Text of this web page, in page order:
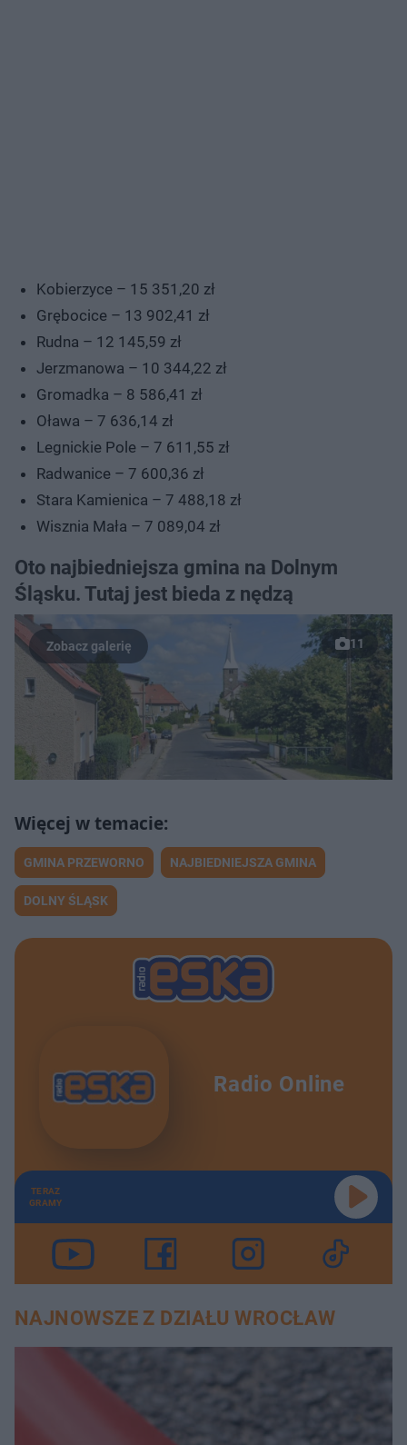
Kobierzyce – 15 351,20 zł
Grębocice – 13 902,41 zł
Rudna – 12 145,59 zł
Jerzmanowa – 10 344,22 zł
Gromadka – 8 586,41 zł
Oława – 7 636,14 zł
Legnickie Pole – 7 611,55 zł
Radwanice – 7 600,36 zł
Stara Kamienica – 7 488,18 zł
Wisznia Mała – 7 089,04 zł
Oto najbiedniejsza gmina na Dolnym
Śląsku. Tutaj jest bieda z nędzą
11
GMINA PRZEWORNO NAJBIEDNIEJSZA GMINA
DOLNY ŚLĄSK
Radio Online
TERAZ
GRAMY
NAJNOWSZE Z DZIAŁU WROCŁAW